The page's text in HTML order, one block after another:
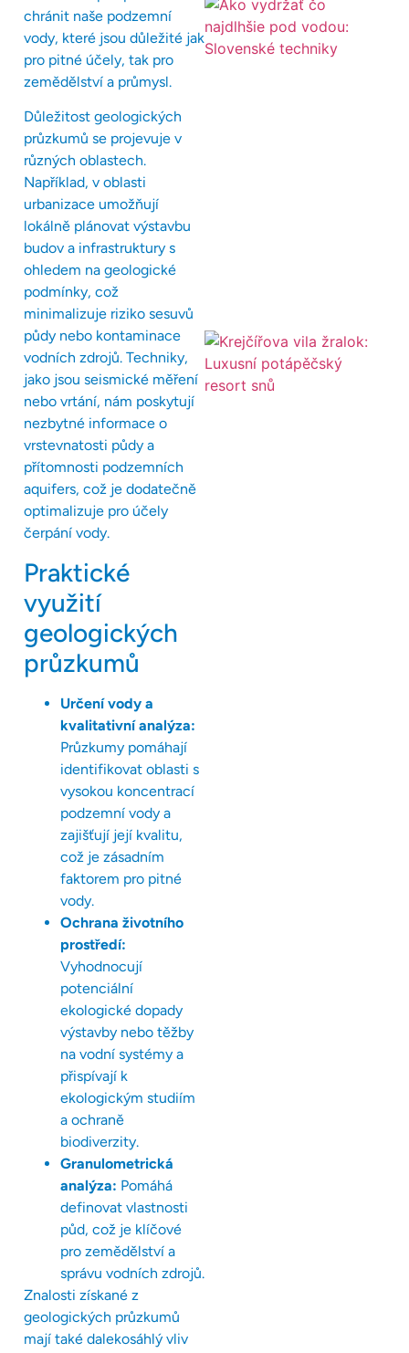
chránit naše podzemní
vody, které jsou důležité jak
pro pitné účely, tak pro
zemědělství a průmysl.
Důležitost geologických
průzkumů se projevuje v
různých oblastech.
Například, v oblasti
urbanizace umožňují
lokálně plánovat výstavbu
budov a infrastruktury s
ohledem na geologické
podmínky, což
minimalizuje riziko sesuvů
půdy nebo kontaminace
vodních zdrojů. Techniky,
jako jsou seismické měření
nebo vrtání, nám poskytují
nezbytné informace o
vrstevnatosti půdy a
přítomnosti podzemních
aquifers, což je dodatečně
optimalizuje pro účely
čerpání vody.
Praktické
využití
geologických
průzkumů
Určení vody a
kvalitativní analýza:
Průzkumy pomáhají
identifikovat oblasti s
vysokou koncentrací
podzemní vody a
zajišťují její kvalitu,
což je zásadním
faktorem pro pitné
vody.
Ochrana životního
prostředí:
Vyhodnocují
potenciální
ekologické dopady
výstavby nebo těžby
na vodní systémy a
přispívají k
ekologickým studiím
a ochraně
biodiverzity.
Granulometrická
analýza: Pomáhá
definovat vlastnosti
půd, což je klíčové
pro zemědělství a
správu vodních zdrojů.
Znalosti získané z
geologických průzkumů
mají také dalekosáhlý vliv